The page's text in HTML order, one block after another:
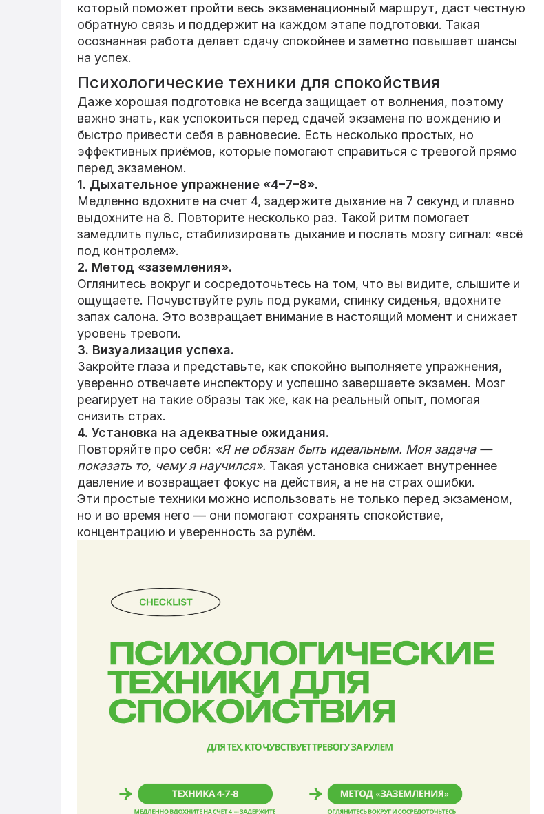
который поможет пройти весь экзаменационный маршрут, даст честную
обратную связь и поддержит на каждом этапе подготовки. Такая
осознанная работа делает сдачу спокойнее и заметно повышает шансы
на успех.
Психологические техники для спокойствия
Даже хорошая подготовка не всегда защищает от волнения, поэтому
важно знать, как успокоиться перед сдачей экзамена по вождению и
быстро привести себя в равновесие. Есть несколько простых, но
эффективных приёмов, которые помогают справиться с тревогой прямо
перед экзаменом.
1. Дыхательное упражнение «4–7–8».
Медленно вдохните на счет 4, задержите дыхание на 7 секунд и плавно
выдохните на 8. Повторите несколько раз. Такой ритм помогает
замедлить пульс, стабилизировать дыхание и послать мозгу сигнал: «всё
под контролем».
2. Метод «заземления».
Оглянитесь вокруг и сосредоточьтесь на том, что вы видите, слышите и
ощущаете. Почувствуйте руль под руками, спинку сиденья, вдохните
запах салона. Это возвращает внимание в настоящий момент и снижает
уровень тревоги.
3. Визуализация успеха.
Закройте глаза и представьте, как спокойно выполняете упражнения,
уверенно отвечаете инспектору и успешно завершаете экзамен. Мозг
реагирует на такие образы так же, как на реальный опыт, помогая
снизить страх.
4. Установка на адекватные ожидания.
Повторяйте про себя: «Я не обязан быть идеальным. Моя задача —
показать то, чему я научился». Такая установка снижает внутреннее
давление и возвращает фокус на действия, а не на страх ошибки.
Эти простые техники можно использовать не только перед экзаменом,
но и во время него — они помогают сохранять спокойствие,
концентрацию и уверенность за рулём.